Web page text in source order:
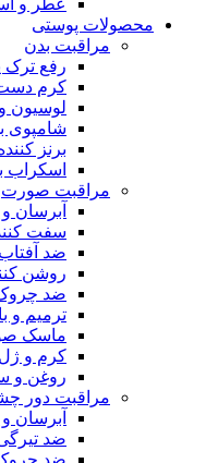
محصولات پوستی
مراقبت بدن
رفع
کرم
لوسیون
شامپوی
برنز
اسکراب
مراقبت صورت
آبرسان
سفت
ضد
روشن
ضد
ترمیم و
ماسک
کرم و
روغن و
مراقبت دور
آبرسان
ضد
ضد چروک